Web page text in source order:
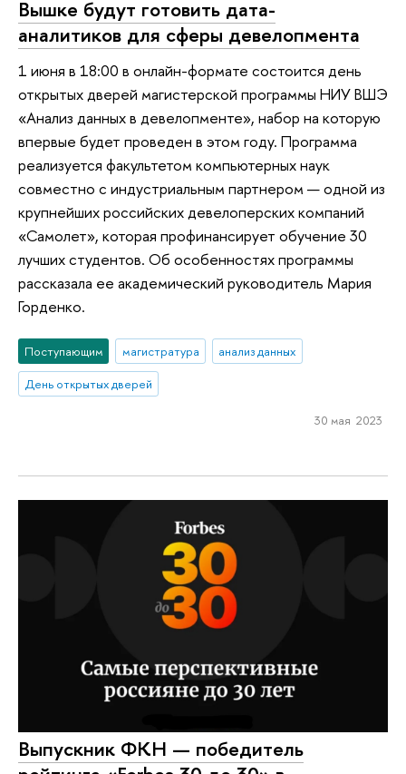
Вышке будут готовить дата-
аналитиков для сферы девелопмента
1 июня в 18:00 в онлайн-формате состоится день
открытых дверей магистерской программы НИУ ВШЭ
«Анализ данных в девелопменте», набор на которую
впервые будет проведен в этом году. Программа
реализуется факультетом компьютерных наук
совместно с индустриальным партнером — одной из
крупнейших российских девелоперских компаний
«Самолет», которая профинансирует обучение 30
лучших студентов. Об особенностях программы
рассказала ее академический руководитель Мария
Горденко.
Поступающим магистратура
анализ данных
День открытых дверей
30 мая 2023
Выпускник ФКН — победитель